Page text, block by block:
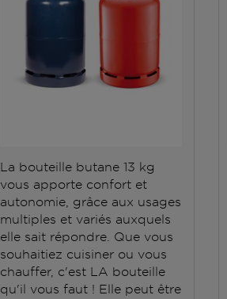
La bouteille butane 13 kg
vous apporte confort et
autonomie, grâce aux usages
multiples et variés auxquels
elle sait répondre. Que vous
souhaitiez cuisiner ou vous
chauffer, c'est LA bouteille
qu'il vous faut ! Elle peut être